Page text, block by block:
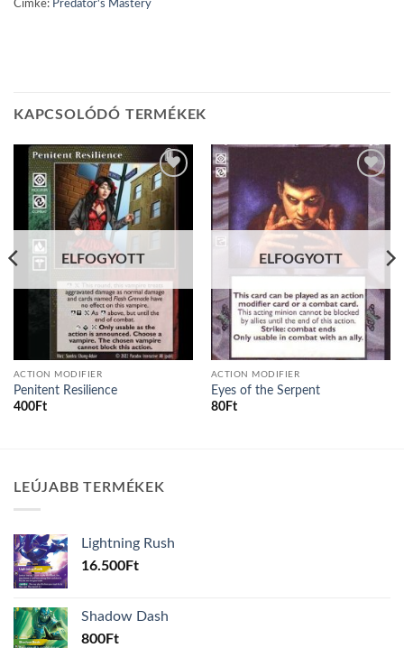
Címke: Predator's Mastery
KAPCSOLÓDÓ TERMÉKEK
Add to
wishlist
ELFOGYOTT
ACTION MODIFIER
Penitent Resilience
400Ft
Add to
wishlist
ELFOGYOTT
ACTION MODIFIER
Eyes of the Serpent
80Ft
LEÚJABB TERMÉKEK
Lightning Rush
16.500Ft
Shadow Dash
800Ft